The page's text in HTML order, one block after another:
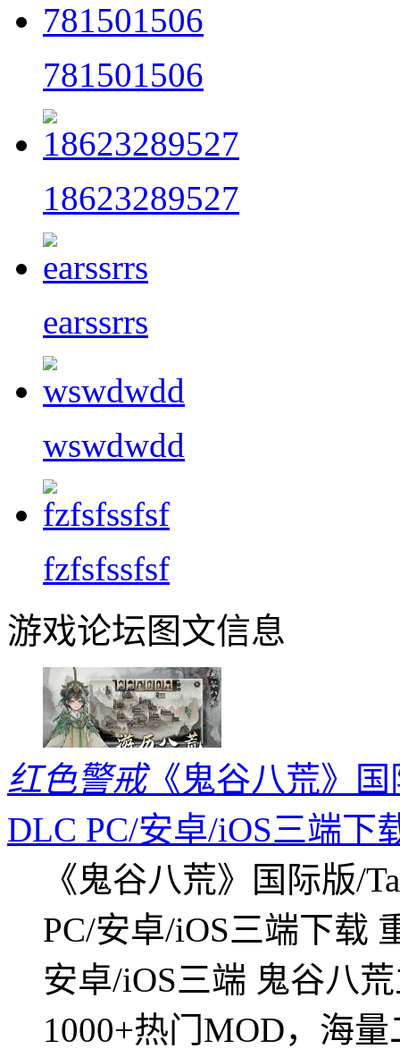
781501506
18623289527
earssrrs
wswdwdd
fzfsfssfsf
游戏论坛图文信息
红色警戒《鬼谷八荒》国
DLC PC/安卓/iOS三端下
《鬼谷八荒》国际版/
PC/安卓/iOS三端下载
安卓/iOS三端 鬼谷八
1000+热门MOD，海